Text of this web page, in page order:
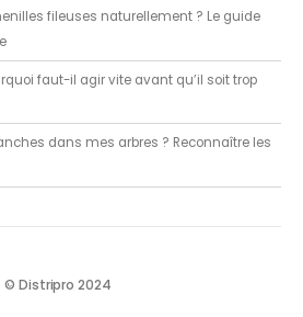
fileuses naturellement ? Le guide
faut-il agir vite avant qu’il soit trop
dans mes arbres ? Reconnaître les
© Distripro 2024